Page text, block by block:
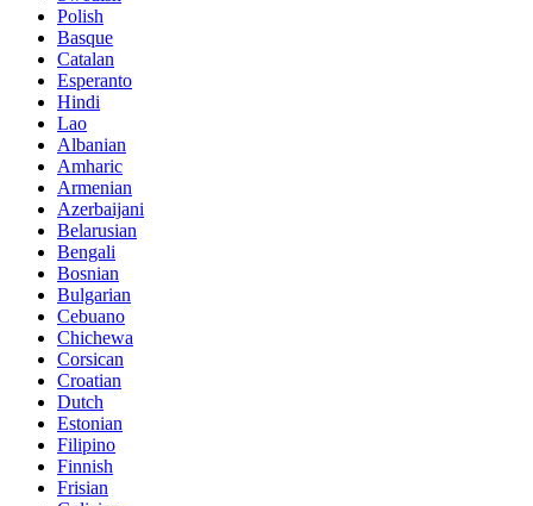
Polish
Basque
Catalan
Esperanto
Hindi
Lao
Albanian
Amharic
Armenian
Azerbaijani
Belarusian
Bengali
Bosnian
Bulgarian
Cebuano
Chichewa
Corsican
Croatian
Dutch
Estonian
Filipino
Finnish
Frisian